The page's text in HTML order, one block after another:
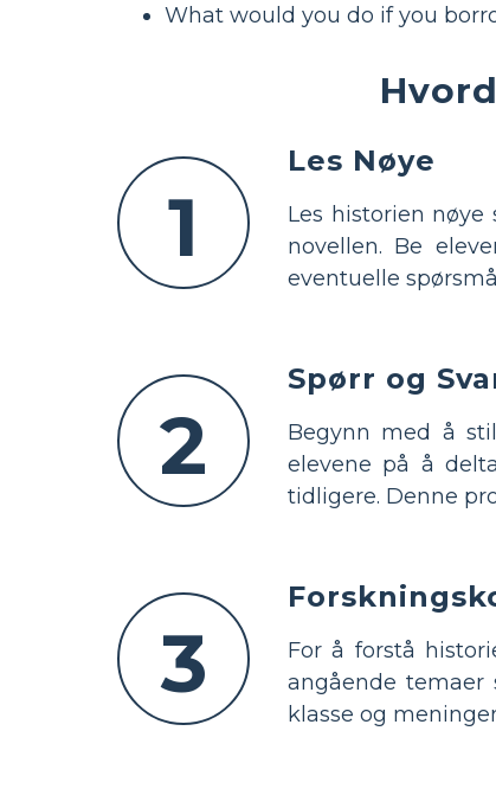
What would you do if you
1
Les Nøye
Les historien
novellen. Be
eventuelle
2
Spørr og
Begynn med å
elevene på å
tidligere. Denne
3
For å forstå
angående temaer
klasse og